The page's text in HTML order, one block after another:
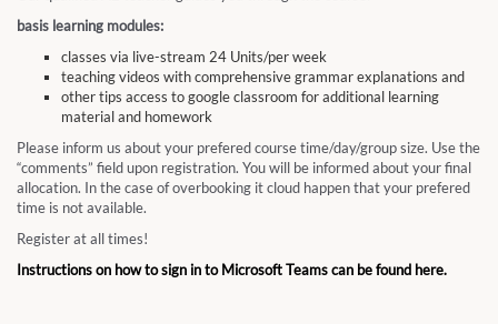
basis learning modules:
classes via live-stream 24 Units/per week
teaching videos with comprehensive grammar explanations and
other tips access to google classroom for additional learning
material and homework
Please inform us about your prefered course time/day/group size. Use the
“comments” field upon registration. You will be informed about your final
allocation. In the case of overbooking it cloud happen that your prefered
time is not available.
Register at all times!
Instructions on how to sign in to Microsoft Teams can be found here.